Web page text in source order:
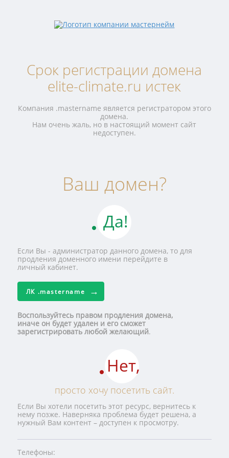
Срок регистрации домена
elite-climate.ru истек
Компания .mastername является регистратором этого
домена.
Нам очень жаль, но в настоящий момент сайт
недоступен.
Ваш домен?
Да!
Если Вы - администратор данного домена, то для
продления доменного имени перейдите в
личный кабинет.
ЛК .mastername
Воспользуйтесь правом продления домена,
иначе он будет удален и его сможет
зарегистрировать любой желающий.
Нет,
просто хочу посетить сайт.
Если Вы хотели посетить этот ресурс, вернитесь к
нему позже. Наверняка проблема будет решена, а
нужный Вам контент – доступен к просмотру.
Телефоны: